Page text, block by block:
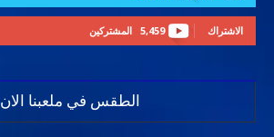
5,459 المشتركين الاشتراك
الطقس في ملعبنا الان